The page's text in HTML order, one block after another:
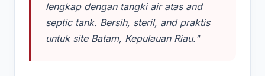
lengkap dengan tangki air atas and
septic tank. Bersih, steril, and praktis
untuk site Batam, Kepulauan Riau."